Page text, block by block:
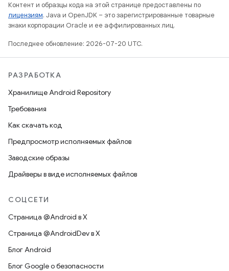
Контент и образцы кода на этой странице предоставлены по
лицензиям. Java и OpenJDK – это зарегистрированные товарные
знаки корпорации Oracle и ее аффилированных лиц.
Последнее обновление: 2026-07-20 UTC.
РАЗРАБОТКА
Хранилище Android Repository
Требования
Как скачать код
Предпросмотр исполняемых файлов
Заводские образы
Драйверы в виде исполняемых файлов
СОЦСЕТИ
Страница @Android в X
Страница @AndroidDev в X
Блог Android
Блог Google о безопасности